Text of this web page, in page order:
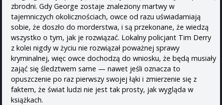
zbrodni. Gdy George zostaje znaleziony martwy w
tajemniczych okolicznościach, owce od razu uświadamiają
sobie, że doszło do morderstwa, i są przekonane, że wiedzą
wszystko o tym, jak je rozwiązać. Lokalny policjant Tim Derry
z kolei nigdy w życiu nie rozwiązał poważnej sprawy
kryminalnej, więc owce dochodzą do wniosku, że będą musiały
zająć się śledztwem same — nawet jeśli oznacza to
opuszczenie po raz pierwszy swojej łąki i zmierzenie się z
faktem, że świat ludzi nie jest tak prosty, jak wygląda w
książkach.